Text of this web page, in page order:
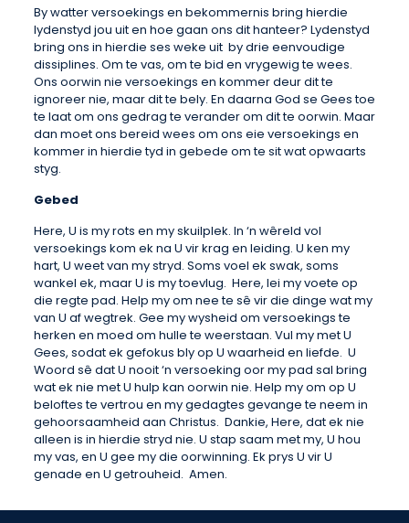
By watter versoekings en bekommernis bring hierdie
lydenstyd jou uit en hoe gaan ons dit hanteer? Lydenstyd
bring ons in hierdie ses weke uit by drie eenvoudige
dissiplines. Om te vas, om te bid en vrygewig te wees.
Ons oorwin nie versoekings en kommer deur dit te
ignoreer nie, maar dit te bely. En daarna God se Gees toe
te laat om ons gedrag te verander om dit te oorwin. Maar
dan moet ons bereid wees om ons eie versoekings en
kommer in hierdie tyd in gebede om te sit wat opwaarts
styg.
Gebed
Here, U is my rots en my skuilplek. In ‘n wêreld vol
versoekings kom ek na U vir krag en leiding. U ken my
hart, U weet van my stryd. Soms voel ek swak, soms
wankel ek, maar U is my toevlug. Here, lei my voete op
die regte pad. Help my om nee te sê vir die dinge wat my
van U af wegtrek. Gee my wysheid om versoekings te
herken en moed om hulle te weerstaan. Vul my met U
Gees, sodat ek gefokus bly op U waarheid en liefde. U
Woord sê dat U nooit ‘n versoeking oor my pad sal bring
wat ek nie met U hulp kan oorwin nie. Help my om op U
beloftes te vertrou en my gedagtes gevange te neem in
gehoorsaamheid aan Christus. Dankie, Here, dat ek nie
alleen is in hierdie stryd nie. U stap saam met my, U hou
my vas, en U gee my die oorwinning. Ek prys U vir U
genade en U getrouheid. Amen.